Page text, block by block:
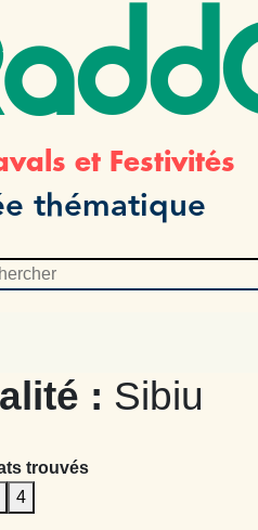
et Festivités
thématique
: Sibiu
trouvés
4